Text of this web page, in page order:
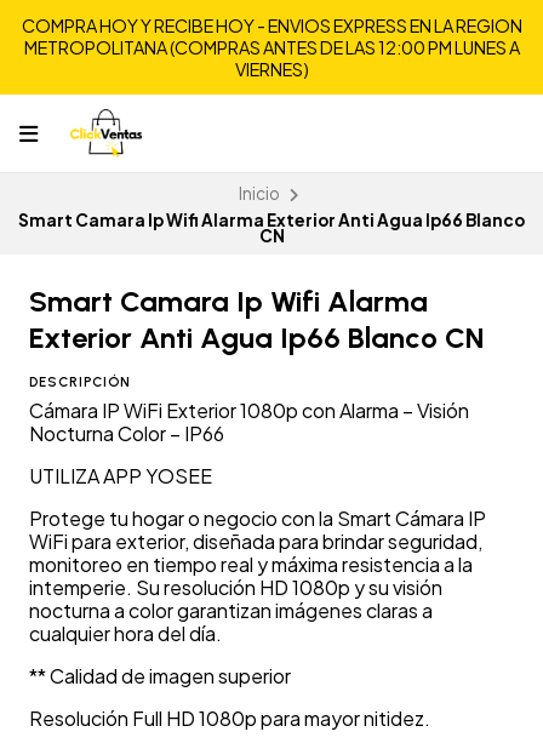
COMPRA HOY Y RECIBE HOY - ENVIOS EXPRESS EN LA REGION
METROPOLITANA (COMPRAS ANTES DE LAS 12:00 PM LUNES A
VIERNES)
Inicio
Smart Camara Ip Wifi Alarma Exterior Anti Agua Ip66 Blanco
CN
Smart Camara Ip Wifi Alarma
Exterior Anti Agua Ip66 Blanco CN
DESCRIPCIÓN
Cámara IP WiFi Exterior 1080p con Alarma – Visión
Nocturna Color – IP66
UTILIZA APP YOSEE
Protege tu hogar o negocio con la Smart Cámara IP
WiFi para exterior, diseñada para brindar seguridad,
monitoreo en tiempo real y máxima resistencia a la
intemperie. Su resolución HD 1080p y su visión
nocturna a color garantizan imágenes claras a
cualquier hora del día.
** Calidad de imagen superior
Resolución Full HD 1080p para mayor nitidez.